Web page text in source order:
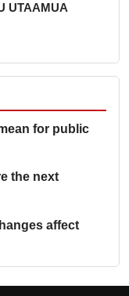
UTAAMUA
for public
the next
affect